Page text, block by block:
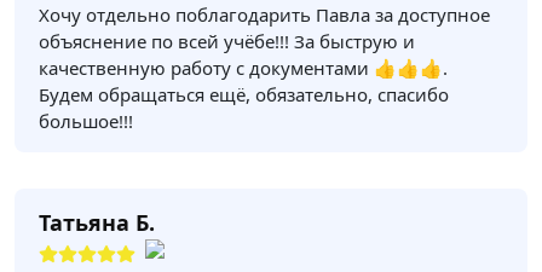
Хочу отдельно поблагодарить Павла за доступное
объяснение по всей учёбе!!! За быструю и
качественную работу с документами 👍👍👍.
Будем обращаться ещё, обязательно, спасибо
большое!!!
Татьяна Б.